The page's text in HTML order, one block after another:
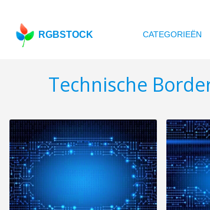
RGBSTOCK CATEGORIEËN
Technische